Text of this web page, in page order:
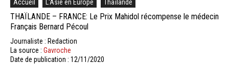
Accueil L'Asie en Europe Thaïlande
THAÏLANDE – FRANCE: Le Prix Mahidol récompense le médecin
Français Bernard Pécoul
Journaliste : Redaction
La source : Gavroche
Date de publication : 12/11/2020